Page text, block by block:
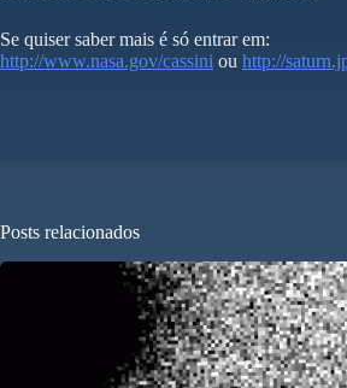
Se quiser saber mais é só entrar em:
http://www.nasa.gov/cassini ou http://
Posts relacionados